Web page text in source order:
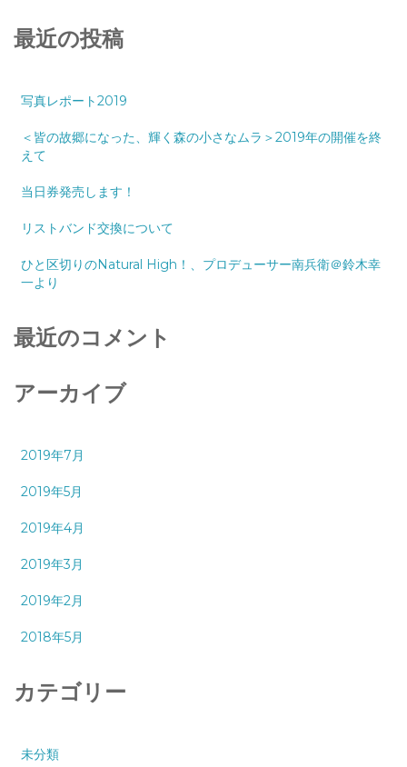
最近の投稿
写真レポート2019
＜皆の故郷になった、輝く森の小さなムラ＞2019年の開催を終
えて
当日券発売します！
リストバンド交換について
ひと区切りのNatural High！、プロデューサー南兵衛＠鈴木幸
一より
最近のコメント
アーカイブ
2019年7月
2019年5月
2019年4月
2019年3月
2019年2月
2018年5月
カテゴリー
未分類